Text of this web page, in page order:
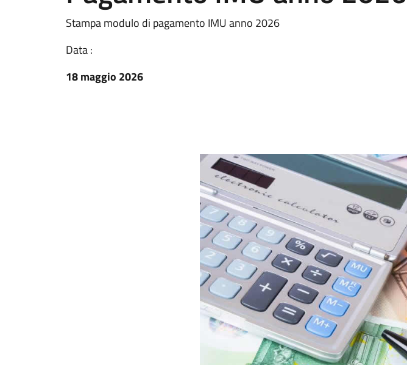
Stampa modulo di pagamento IMU anno 2026
Data :
18 maggio 2026